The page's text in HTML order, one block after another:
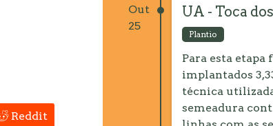
Reddit
Out
25
UA - Toca
Plantio
Para esta etapa
implantados
técnica
semeadura